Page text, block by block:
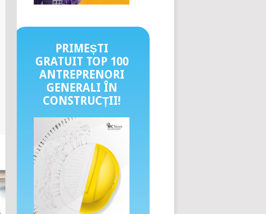
PRIMEȘTI
GRATUIT TOP 100
ANTREPRENORI
GENERALI ÎN
CONSTRUCȚII!